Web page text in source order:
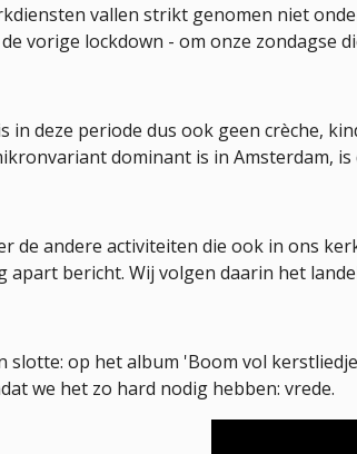
vallen strikt genomen niet
vorige lockdown - om onze zondagse
in deze periode dus ook geen crèche,
dominant is in Amsterdam,
de andere activiteiten die ook in ons
apart bericht. Wij volgen daarin het
slotte: op het album 'Boom vol
we het zo hard nodig hebben: vrede.